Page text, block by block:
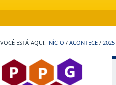
INÍCIO / ACONTECE / 2025